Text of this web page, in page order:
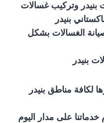
وتركيب غسالات
بنيدر
الغسالات بشكل
بنيدر
لكافة مناطق بنيدر
على مدار اليوم